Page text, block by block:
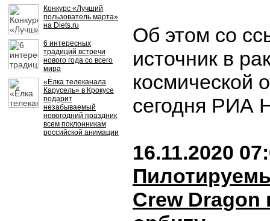
Конкурс «Лучший
пользователь марта»
на Diets.ru
6 интересных
традиций встречи
нового года со всего
мира
«Ёлка телеканала
Карусель» в Крокусе
подарит
незабываемый
новогодний праздник
всем поклонникам
российской анимации
Об этом со
источник в
космической
сегодня РИА
16.11.2020
Crew